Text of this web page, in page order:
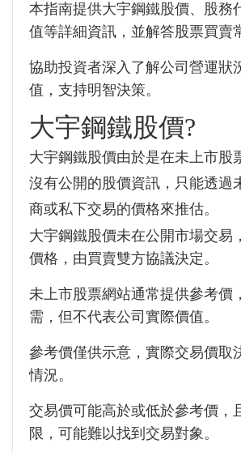
本指南提供大宇鋼鐵股價、股務
值等詳細資訊，並解答股票買賣
協助投資者深入了解公司營運狀
值，支持明智決策。
大宇鋼鐵股價?
大宇鋼鐵股價由於是在未上市股
沒有公開的股價資訊，只能透過
商或私下交易的價格來推估。
大宇鋼鐵股價未在公開市場交易
價格，由買賣雙方協議決定。
未上市股票網站通常提供參考價
需，但不代表公司實際價值。
參考價僅供示意，實際交易價取
情況。
交易價可能高於或低於參考價，
限，可能難以找到交易對象。